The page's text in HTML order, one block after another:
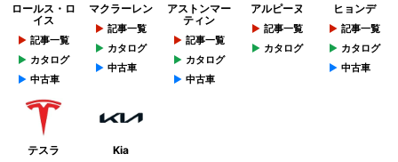
ロールス・ロ
イス
記事一覧
カタログ
中古車
マクラーレン
記事一覧
カタログ
中古車
アストンマー
ティン
記事一覧
カタログ
中古車
アルピーヌ
記事一覧
カタログ
ヒョンデ
記事一覧
カタログ
中古車
テスラ Kia